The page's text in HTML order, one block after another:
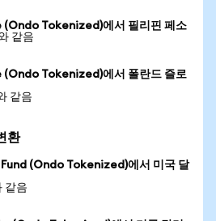
Tokenized)에서 필리핀 페소
같음
Tokenized)에서 폴란드 즐로
같음
환
(Ondo Tokenized)에서 미국 달
같음